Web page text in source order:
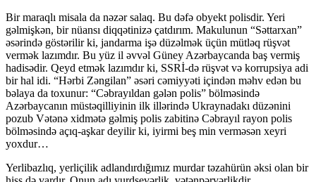
Bir maraqlı misala da nəzər salaq. Bu dəfə obyekt polisdir. Yeri
gəlmişkən, bir nüansı diqqətinizə çatdırım. Makulunun “Səttarxan”
əsərində göstərilir ki, jandarma işə düzəlmək üçün mütləq rüşvət
vermək lazımdır. Bu yüz il əvvəl Güney Azərbaycanda baş vermiş
hadisədir. Qeyd etmək lazımdır ki, SSRİ-də rüşvət və korrupsiya adi
bir hal idi. “Hərbi Zəngilan” əsəri cəmiyyəti içindən məhv edən bu
bəlaya da toxunur: “Cəbrayıldan gələn polis” bölməsində
Azərbaycanın müstəqilliyinin ilk illərində Ukraynadakı düzənini
pozub Vətənə xidmətə gəlmiş polis zabitinə Cəbrayıl rayon polis
bölməsində açıq-aşkar deyilir ki, iyirmi beş min verməsən xeyri
yoxdur…
Yerlibazlıq, yerliçilik adlandırdığımız murdar təzahürün əksi olan bir